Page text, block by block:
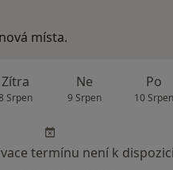
místa.
Zítra
Srpen
Ne
9 Srpen
Po
10 Srpen
termínu není k dispozici